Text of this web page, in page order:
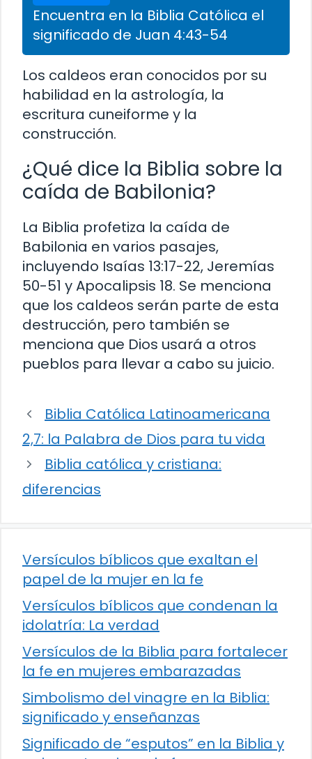
Encuentra en la Biblia Católica el
significado de Juan 4:43-54
Los caldeos eran conocidos por su
habilidad en la astrología, la
escritura cuneiforme y la
construcción.
¿Qué dice la Biblia sobre la
caída de Babilonia?
La Biblia profetiza la caída de
Babilonia en varios pasajes,
incluyendo Isaías 13:17-22, Jeremías
50-51 y Apocalipsis 18. Se menciona
que los caldeos serán parte de esta
destrucción, pero también se
menciona que Dios usará a otros
pueblos para llevar a cabo su juicio.
Biblia Católica Latinoamericana
2,7: la Palabra de Dios para tu vida
Biblia católica y cristiana:
diferencias
Versículos bíblicos que exaltan el
papel de la mujer en la fe
Versículos bíblicos que condenan la
idolatría: La verdad
Versículos de la Biblia para fortalecer
la fe en mujeres embarazadas
Simbolismo del vinagre en la Biblia:
significado y enseñanzas
Significado de “esputos” en la Biblia y